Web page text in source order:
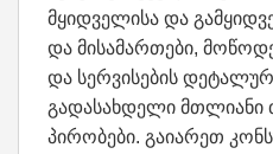
მყიდველისა და
და მისამართები,
და სერვისების
გადასახდელი მთლიანი
პირობები. გაიარეთ